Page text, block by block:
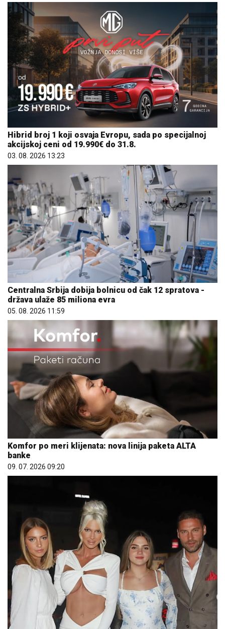
Hibrid broj 1 koji osvaja Evropu, sada po specijalnoj
akcijskoj ceni od 19.990€ do 31.8.
03. 08. 2026 13:23
Centralna Srbija dobija bolnicu od čak 12 spratova -
država ulaže 85 miliona evra
05. 08. 2026 11:59
Komfor po meri klijenata: nova linija paketa ALTA
banke
09. 07. 2026 09:20